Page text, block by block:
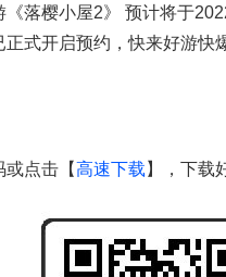
落樱小屋2》 预计将于
正式开启预约，快来好游
或点击【高速下载 】，下载